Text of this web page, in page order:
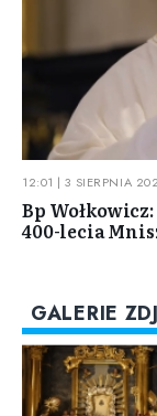
12:01 | 3 SIERPNIA
Bp
400-lecia
GALERIE